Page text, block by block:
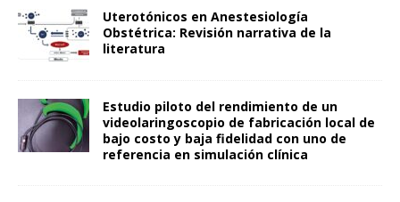
Uterotónicos en Anestesiología
Obstétrica: Revisión narrativa de la
literatura
Estudio piloto del rendimiento de un
videolaringoscopio de fabricación local de
bajo costo y baja fidelidad con uno de
referencia en simulación clínica